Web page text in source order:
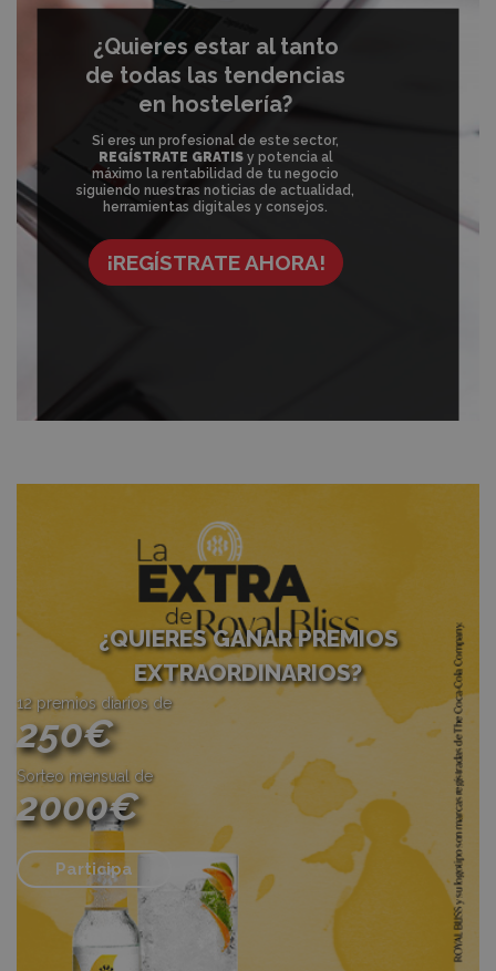
¿Quieres estar al tanto
de todas las tendencias
en hostelería?
Si eres un profesional de este sector,
REGÍSTRATE GRATISy potencia al
máximo la rentabilidad de tu negocio
siguiendo nuestras noticias de actualidad,
herramientas digitales y consejos.
¡REGÍSTRATE AHORA!
¿QUIERES GANAR PREMIOS
EXTRAORDINARIOS?
12 premios diarios de
250€
Sorteo mensual de
2000€
Participa